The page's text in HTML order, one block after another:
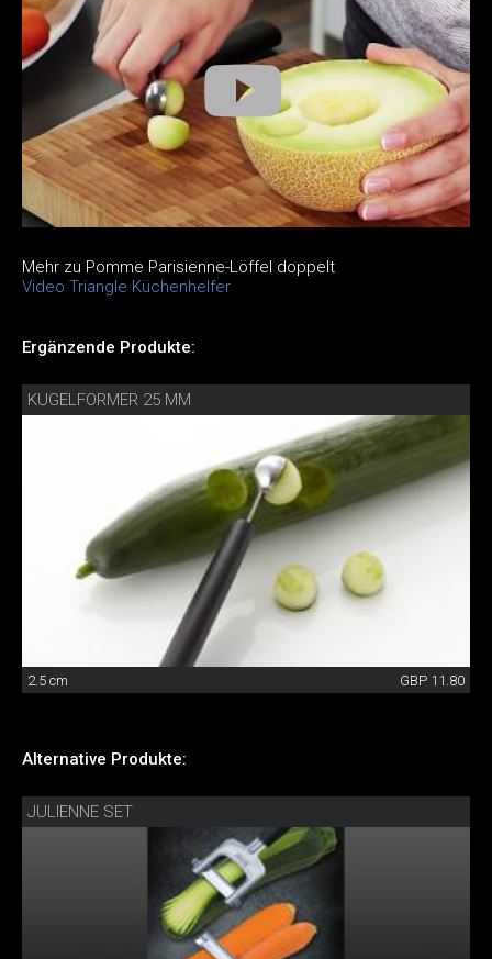
Mehr zu Pomme Parisienne-Löffel doppelt
Video Triangle Küchenhelfer
Ergänzende Produkte:
KUGELFORMER 25 MM
2.5 cm GBP 11.80
Alternative Produkte:
JULIENNE SET